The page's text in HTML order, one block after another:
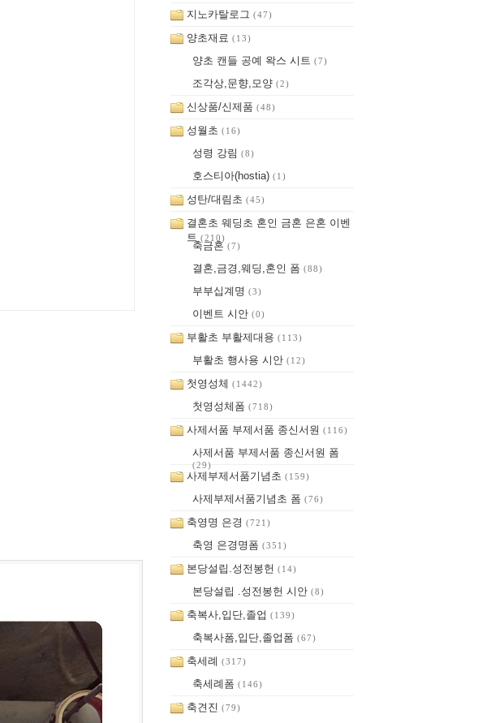
지노카탈로그 (47)
양초재료 (13)
양초 캔들 공예 왁스 시트 (7)
조각상,문향,모양 (2)
신상품/신제품 (48)
성월초 (16)
성령 강림 (8)
호스티아(hostia) (1)
성탄/대림초 (45)
결혼초 웨딩초 혼인 금혼 은혼 이벤
트 (210)
축금혼 (7)
결혼,금경,웨딩,혼인 폼 (88)
부부십계명 (3)
이벤트 시안 (0)
부활초 부활제대용 (113)
부활초 행사용 시안 (12)
첫영성체 (1442)
첫영성체폼 (718)
사제서품 부제서품 종신서원 (116)
사제서품 부제서품 종신서원 폼
(29)
사제부제서품기념초 (159)
사제부제서품기념초 폼 (76)
축영명 은경 (721)
축영 은경명폼 (351)
본당설립.성전봉헌 (14)
본당설립 .성전봉헌 시안 (8)
축복사,입단,졸업 (139)
축복사폼,입단,졸업폼 (67)
축세례 (317)
축세례폼 (146)
축견진 (79)